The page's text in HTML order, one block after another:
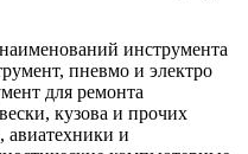
инструмента
пневмо и электро
для ремонта
кузова и прочих
авиатехники и